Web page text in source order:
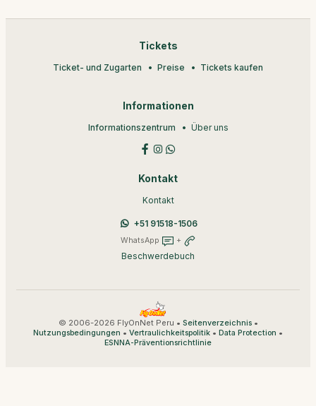
Tickets
Ticket- und Zugarten Preise Tickets kaufen
Informationen
Informationszentrum Über uns
Kontakt
Kontakt
+51 91518-1506
WhatsApp +
Beschwerdebuch
© 2006-2026 FlyOnNet Peru • Seitenverzeichnis•
Nutzungsbedingungen • Vertraulichkeitspolitik • Data Protection •
ESNNA-Präventionsrichtlinie